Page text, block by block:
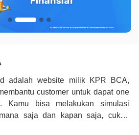
adalah website milik KPR BCA,
customer untuk dapat one
Kamu bisa melakukan simulasi
saja dan kapan saja, cukup